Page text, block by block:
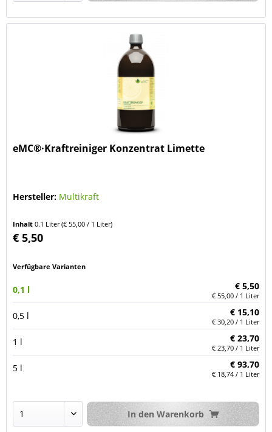
eMC®·Kraftreiniger Konzentrat Limette
Hersteller: Multikraft
Inhalt0.1 Liter(€ 55,00 / 1 Liter)
€ 5,50
Verfügbare Varianten
0,1 l € 5,50
€ 55,00 / 1 Liter
0,5 l € 15,10
€ 30,20 / 1 Liter
1 l € 23,70
€ 23,70 / 1 Liter
5 l € 93,70
€ 18,74 / 1 Liter
In den Warenkorb